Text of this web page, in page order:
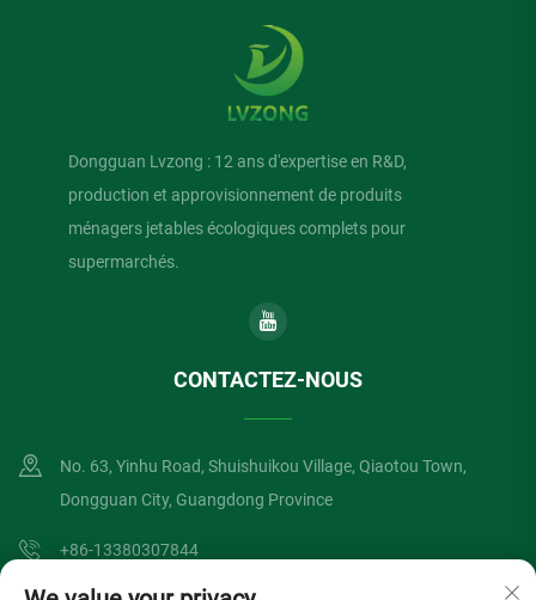
Dongguan Lvzong : 12 ans d'expertise en R&D,
production et approvisionnement de produits
ménagers jetables écologiques complets pour
supermarchés.
CONTACTEZ-NOUS
No. 63, Yinhu Road, Shuishuikou Village, Qiaotou Town,
Dongguan City, Guangdong Province
+86-13380307844